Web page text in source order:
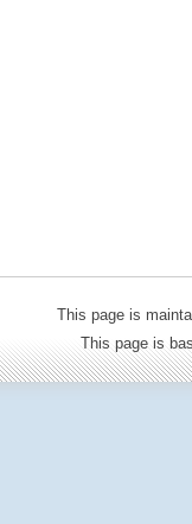
This page is
This page is